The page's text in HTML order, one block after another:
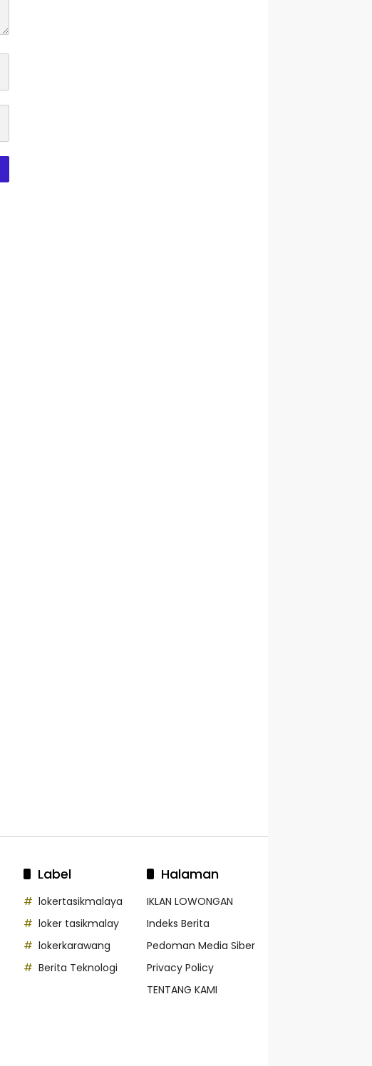
Label
lokertasikmalaya
loker tasikmalay
lokerkarawang
Berita Teknologi
Halaman
IKLAN LOWONGAN
Indeks Berita
Pedoman Media Siber
Privacy Policy
TENTANG KAMI